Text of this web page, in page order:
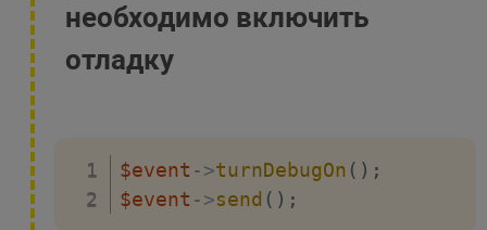
необходимо включить
отладку
$event ->turnDebugOn ( ) ;
$event ->send ( ) ;